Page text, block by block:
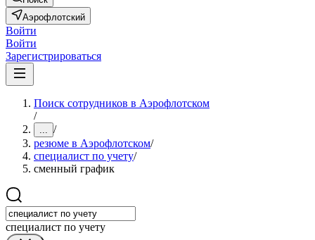
Аэрофлотский
Войти
Войти
Зарегистрироваться
Поиск сотрудников в Аэрофлотском
/
... /
резюме в Аэрофлотском/
специалист по учету/
сменный график
специалист по учету